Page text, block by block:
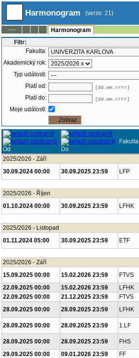
Harmonogram (verze: 21)
--:--
Harmonogram
Filtr:
Fakulta:
Akademický rok:
Typ události:
Platí od:
[dd.mm.rrrr]
Platí do: [dd.mm.rrrr]
Moje události:
Od Do
Fakulta
2025/2026 - Září
30.09.2024 00:00
30.09.2025 23:59 LFP
2025/2026 - Říjen
01.10.2024 00:00
30.09.2025 23:59 LFHK
2025/2026 - Listopad
01.11.2024 05:00
30.09.2025 23:59 ETF
2025/2026 - Září
15.09.2025 00:00
15.02.2026 23:59 FTVS
22.09.2025 00:00
15.02.2026 23:59 LFHK
22.09.2025 00:00
21.12.2025 23:59 FTVS
28.09.2025 00:00
28.09.2025 23:59 LFHK
28.09.2025 00:00
28.09.2025 23:59 1.LF
28.09.2025 00:00
28.09.2025 23:59 FHS
29.09.2025 00:00
09.01.2026 23:59 FF